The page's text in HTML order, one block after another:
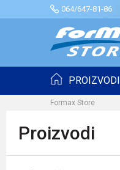
064/647-81-86
PROIZVODI
Formax Store
Proizvodi